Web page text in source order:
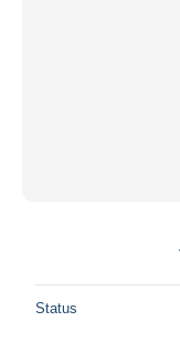
Status